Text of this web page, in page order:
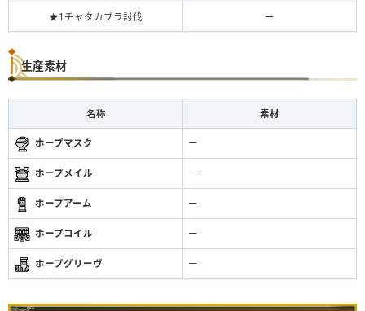
★1チャタカブラ討伐 ー
生産素材
名称 素材
ホープマスク ー
ホープメイル ー
ホープアーム ー
ホープコイル ー
ホープグリーヴ ー